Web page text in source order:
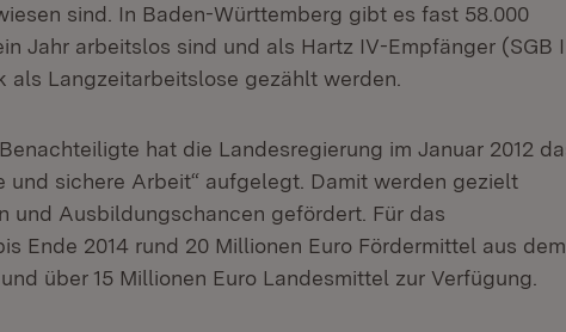
sind. In Baden-Württemberg gibt es fast 58.000
Jahr arbeitslos sind und als Hartz IV-Empfänger (SGB
Langzeitarbeitslose gezählt werden.
hat die Landesregierung im Januar 2012
und sichere Arbeit“ aufgelegt. Damit werden gezielt
und Ausbildungschancen gefördert. Für das
Ende 2014 rund 20 Millionen Euro Fördermittel aus dem
über 15 Millionen Euro Landesmittel zur Verfügung.